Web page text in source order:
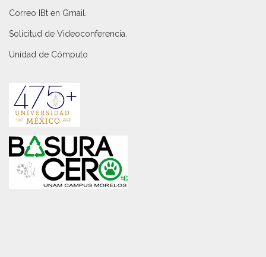
Correo IBt en Gmail
Solicitud de Videoconferencia.
Unidad de Cómputo